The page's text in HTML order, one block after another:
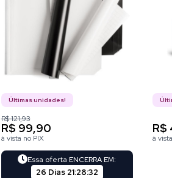
Últimas unidades!
R$ 121,93
R$ 99,90
à vista no PIX
Essa oferta ENCERRA EM:
26 Dias 21:28:31
R$
à